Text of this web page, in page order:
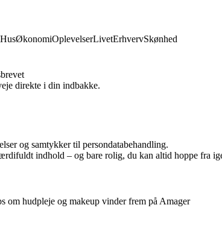
HusØkonomiOplevelserLivetErhvervSkønhed
direkte i din indbakke.
og samtykker til persondatabehandling.
indhold – og bare rolig, du kan altid hoppe fra
om hudpleje og makeup vinder frem på Amager